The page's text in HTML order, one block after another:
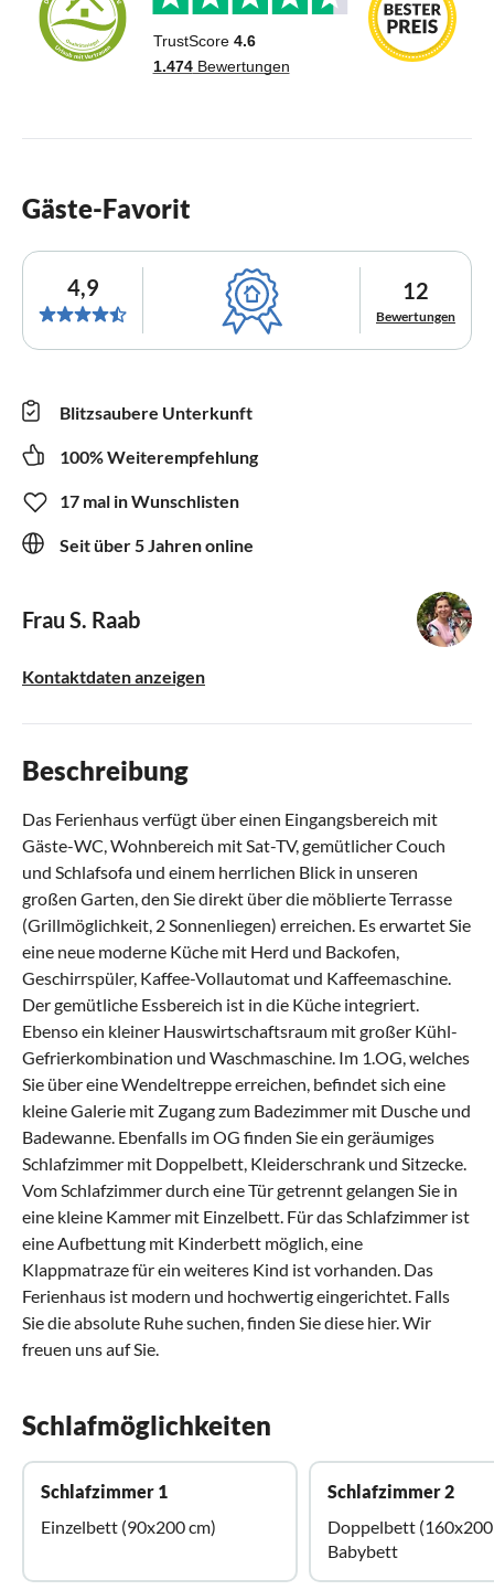
Gäste-Favorit
4,9 12
Bewertungen
Blitzsaubere Unterkunft
100% Weiterempfehlung
17 mal in Wunschlisten
Seit über 5 Jahren online
Frau S. Raab
Kontaktdaten anzeigen
Beschreibung
Das Ferienhaus verfügt über einen Eingangsbereich mit
Gäste-WC, Wohnbereich mit Sat-TV, gemütlicher Couch
und Schlafsofa und einem herrlichen Blick in unseren
großen Garten, den Sie direkt über die möblierte Terrasse
(Grillmöglichkeit, 2 Sonnenliegen) erreichen. Es erwartet Sie
eine neue moderne Küche mit Herd und Backofen,
Geschirrspüler, Kaffee-Vollautomat und Kaffeemaschine.
Der gemütliche Essbereich ist in die Küche integriert.
Ebenso ein kleiner Hauswirtschaftsraum mit großer Kühl-
Gefrierkombination und Waschmaschine. Im 1.OG, welches
Sie über eine Wendeltreppe erreichen, befindet sich eine
kleine Galerie mit Zugang zum Badezimmer mit Dusche und
Badewanne. Ebenfalls im OG finden Sie ein geräumiges
Schlafzimmer mit Doppelbett, Kleiderschrank und Sitzecke.
Vom Schlafzimmer durch eine Tür getrennt gelangen Sie in
eine kleine Kammer mit Einzelbett. Für das Schlafzimmer ist
eine Aufbettung mit Kinderbett möglich, eine
Klappmatraze für ein weiteres Kind ist vorhanden. Das
Ferienhaus ist modern und hochwertig eingerichtet. Falls
Sie die absolute Ruhe suchen, finden Sie diese hier. Wir
freuen uns auf Sie.
Schlafmöglichkeiten
Schlafzimmer 1
Einzelbett (90x200 cm)
Schlafzimmer 2
Doppelbett (160x200
Babybett